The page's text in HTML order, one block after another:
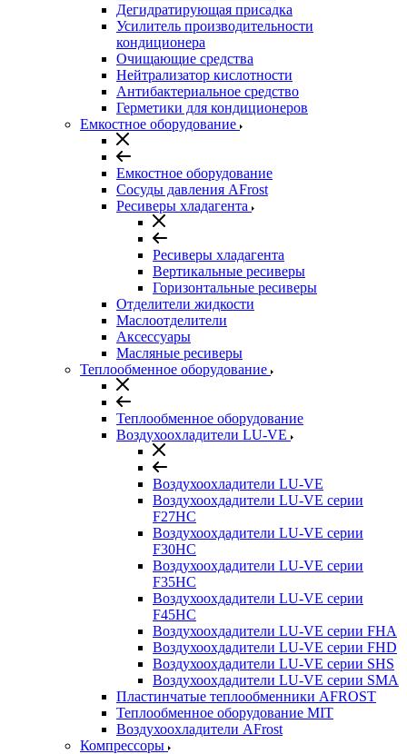
Дегидратирующая присадка
Усилитель производительности
кондиционера
Очищающие средства
Нейтрализатор кислотности
Антибактериальное средство
Герметики для кондиционеров
Емкостное оборудование
Емкостное оборудование
Сосуды давления AFrost
Ресиверы хладагента
Ресиверы хладагента
Вертикальные ресиверы
Горизонтальные ресиверы
Отделители жидкости
Маслоотделители
Аксессуары
Масляные ресиверы
Теплообменное оборудование
Теплообменное оборудование
Воздухоохладители LU-VE
Воздухоохладители LU-VE
Воздухоохдадители LU-VE серии
F27HC
Воздухоохдадители LU-VE серии
F30HC
Воздухоохдадители LU-VE серии
F35HC
Воздухоохдадители LU-VE серии
F45HC
Воздухоохдадители LU-VE серии FHA
Воздухоохдадители LU-VE серии FHD
Воздухоохдадители LU-VE серии SHS
Воздухоохдадители LU-VE серии SMA
Пластинчатые теплообменники AFROST
Теплообменное оборудование MIT
Воздухоохладители AFrost
Компрессоры